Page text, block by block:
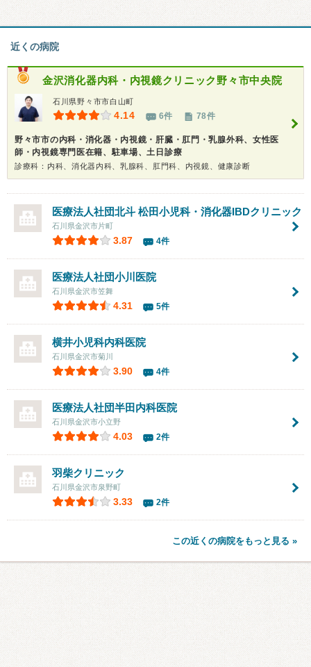
近くの病院
金沢消化器内科・内視鏡クリニック野々市中央院
石川県野々市市白山町
4.14 6件 78件
野々市市の内科・消化器・内視鏡・肝臓・肛門・乳腺外科、女性医
師・内視鏡専門医在籍、駐車場、土日診療
診療科：内科、消化器内科、乳腺科、肛門科、内視鏡、健康診断
医療法人社団北斗 松田小児科・消化器IBDクリニック
石川県金沢市片町
3.87 4件
医療法人社団小川医院
石川県金沢市笠舞
4.31 5件
横井小児科内科医院
石川県金沢市菊川
3.90 4件
医療法人社団半田内科医院
石川県金沢市小立野
4.03 2件
羽柴クリニック
石川県金沢市泉野町
3.33 2件
この近くの病院をもっと見る »